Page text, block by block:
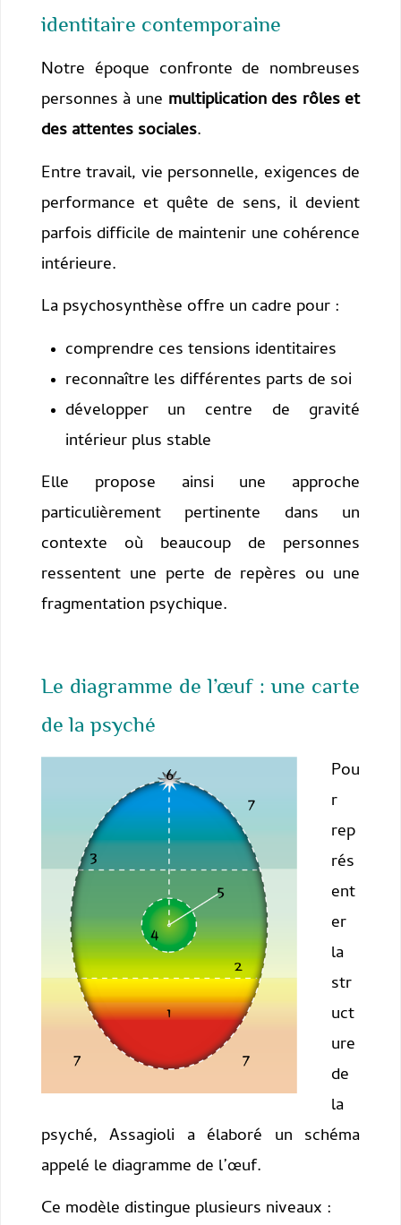
identitaire contemporaine
Notre époque confronte de nombreuses
personnes à une multiplication des rôles et
des attentes sociales.
Entre travail, vie personnelle, exigences de
performance et quête de sens, il devient
parfois difficile de maintenir une cohérence
intérieure.
La psychosynthèse offre un cadre pour :
comprendre ces tensions identitaires
reconnaître les différentes parts de soi
développer un centre de gravité
intérieur plus stable
Elle propose ainsi une approche
particulièrement pertinente dans un
contexte où beaucoup de personnes
ressentent une perte de repères ou une
fragmentation psychique.
Le diagramme de l’œuf : une carte
de la psyché
Pou
r
rep
rés
ent
er
la
str
uct
ure
de
la
psyché, Assagioli a élaboré un schéma
appelé le diagramme de l’œuf.
Ce modèle distingue plusieurs niveaux :